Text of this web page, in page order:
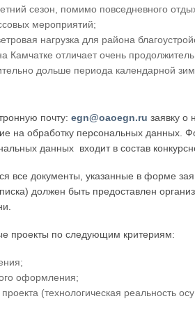
сезон, помимо повседневного
мероприятий;
нагрузка для района
отличает очень
дольше периода календарной
почту:egn@oaoegn.ru заявку о
на обработку персональных данных.
данных входит в состав
все документы, указанные в форме
должен быть предоставлен
проекты по следующим критериям:
оформления;
(технологическая реальность